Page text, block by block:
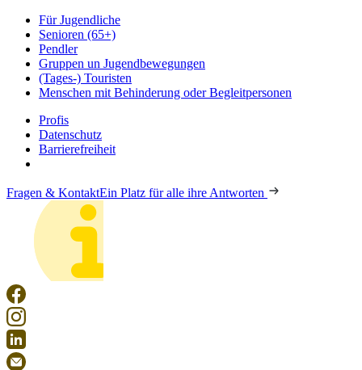
Für Jugendliche
Senioren (65+)
Pendler
Gruppen un Jugendbewegungen
(Tages-) Touristen
Menschen mit Behinderung oder Begleitpersonen
Profis
Datenschutz
Barrierefreiheit
Fragen & KontaktEin Platz für alle ihre Antworten